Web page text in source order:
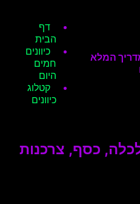
המלא
דף
הבית
כיוונים
חמים
היום
קטלוג
כיוונים
כסף, צרכנות